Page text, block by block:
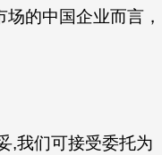
的中国企业而言，
,我们可接受委托为